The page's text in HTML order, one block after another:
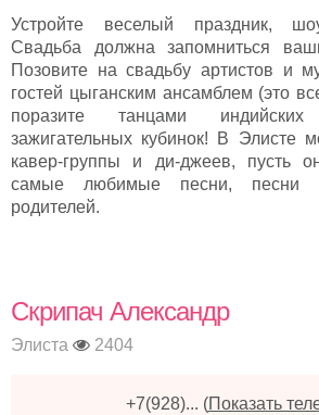
Устройте веселый праздник,
Свадьба должна запомниться
Позовите на свадьбу артистов и
гостей цыганским ансамблем (это
поразите танцами
зажигательных кубинок! В Элисте
кавер-группы и ди-джеев, пусть
самые любимые песни, песни
родителей.
Скрипач Александр
Элиста 2404
+7(928)... (Показать